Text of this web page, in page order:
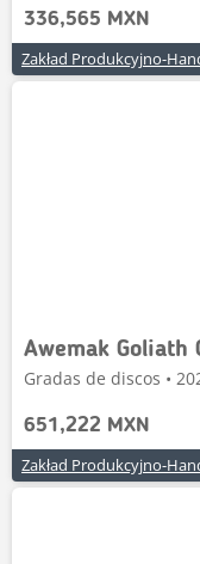
336,565 MXN
Awemak Goliath
Gradas de discos •
651,222 MXN